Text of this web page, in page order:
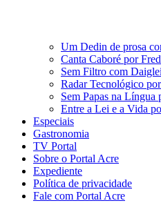
Um Dedin de prosa
Canta Caboré por
Sem Filtro com
Radar Tecnológico
Sem Papas na Língua
Entre a Lei e a Vida
Especiais
Gastronomia
TV Portal
Sobre o Portal Acre
Expediente
Política de privacidade
Fale com Portal Acre